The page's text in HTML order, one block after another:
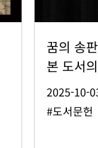
꿈의 송
본 도서
2025-10-
#도서문헌